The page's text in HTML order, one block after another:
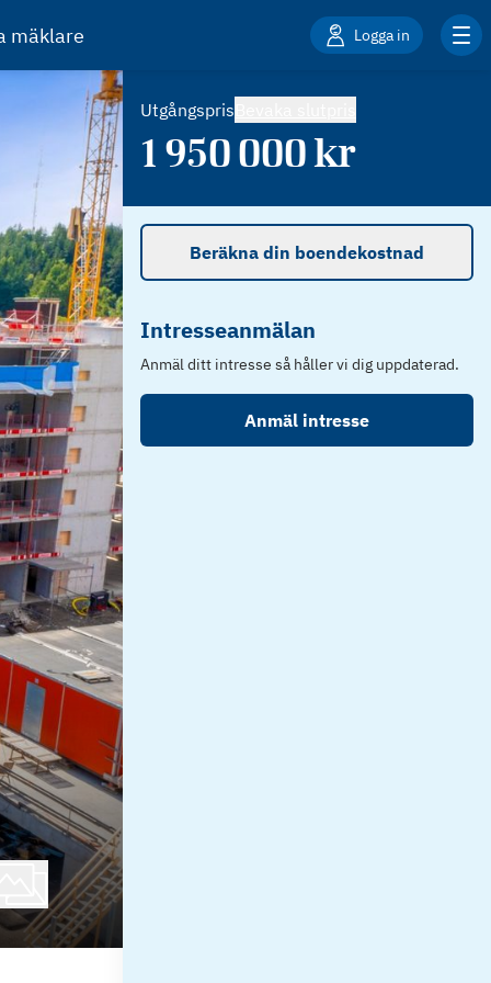
mäklare Logga in
Utgångspris
1 950 000kr
Beräkna din boendekostnad
Intresseanmälan
Anmäl ditt intresse så håller vi dig uppdaterad.
Anmäl intresse